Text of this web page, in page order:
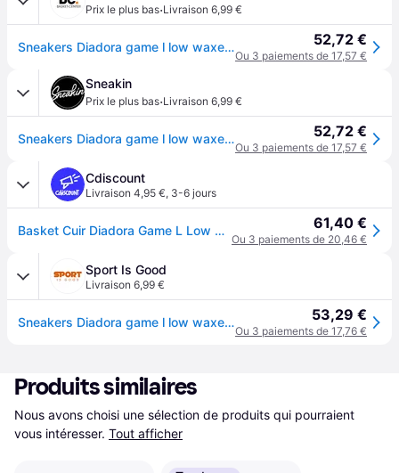
Prix le plus bas·Livraison 6,99 €
Sneakers Diadora game l low waxed - Blanc 52,72 €
Ou 3 paiements de 17,57 €
Sneakin
Prix le plus bas·Livraison 6,99 €
Sneakers Diadora game l low waxed - Blanc 52,72 €
Ou 3 paiements de 17,57 €
Cdiscount
Livraison 4,95 €, 3-6 jours
Basket Cuir Diadora Game L Low Waxed Unisex - Blanc/Noir 61,40 €
Ou 3 paiements de 20,46 €
Sport Is Good
Livraison 6,99 €
Sneakers Diadora game l low waxed - Blanc 53,29 €
Ou 3 paiements de 17,76 €
Produits similaires
Nous avons choisi une sélection de produits qui pourraient
vous intéresser. Tout afficher